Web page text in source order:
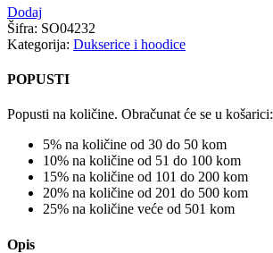
Dodaj
Šifra: SO04232
Kategorija: Dukserice i hoodice
POPUSTI
Popusti na količine. Obračunat će se u košarici:
5% na količine od 30 do 50 kom
10% na količine od 51 do 100 kom
15% na količine od 101 do 200 kom
20% na količine od 201 do 500 kom
25% na količine veće od 501 kom
Opis